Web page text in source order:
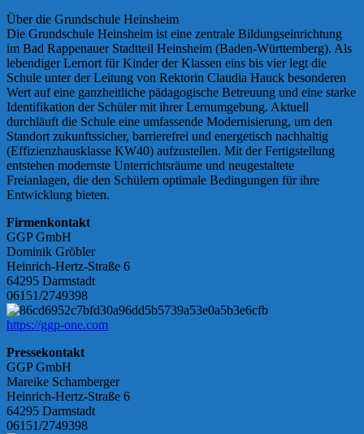
Über die Grundschule Heinsheim
Die Grundschule Heinsheim ist eine zentrale Bildungseinrichtung
im Bad Rappenauer Stadtteil Heinsheim (Baden-Württemberg). Als
lebendiger Lernort für Kinder der Klassen eins bis vier legt die
Schule unter der Leitung von Rektorin Claudia Hauck besonderen
Wert auf eine ganzheitliche pädagogische Betreuung und eine starke
Identifikation der Schüler mit ihrer Lernumgebung. Aktuell
durchläuft die Schule eine umfassende Modernisierung, um den
Standort zukunftssicher, barrierefrei und energetisch nachhaltig
(Effizienzhausklasse KW40) aufzustellen. Mit der Fertigstellung
entstehen modernste Unterrichtsräume und neugestaltete
Freianlagen, die den Schülern optimale Bedingungen für ihre
Entwicklung bieten.
Firmenkontakt
GGP GmbH
Dominik Gröbler
Heinrich-Hertz-Straße 6
64295 Darmstadt
06151/2749398
https://ggp-one.com
Pressekontakt
GGP GmbH
Mareike Schamberger
Heinrich-Hertz-Straße 6
64295 Darmstadt
06151/2749398